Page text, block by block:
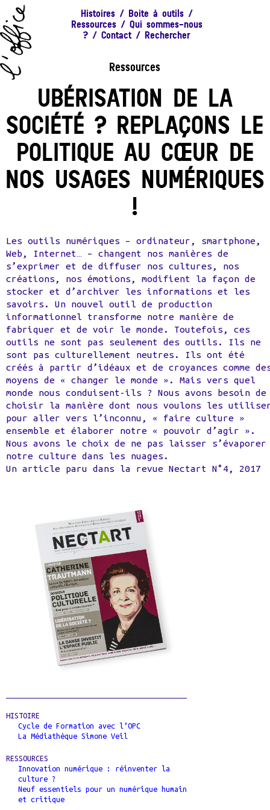
Histoires/ Boite à outils/
Ressources/ Qui sommes-nous
? /Contact/ Rechercher
Ressources
UBÉRISATION DE LA
SOCIÉTÉ ? REPLAÇONS LE
POLITIQUE AU CŒUR DE
NOS USAGES NUMÉRIQUES
!
Les outils numériques – ordinateur, smartphone,
Web, Internet… – changent nos manières de
s’exprimer et de diffuser nos cultures, nos
créations, nos émotions, modifient la façon de
stocker et d’archiver les informations et les
savoirs. Un nouvel outil de production
informationnel transforme notre manière de
fabriquer et de voir le monde. Toutefois, ces
outils ne sont pas seulement des outils. Ils ne
sont pas culturellement neutres. Ils ont été
créés à partir d’idéaux et de croyances comme
moyens de « changer le monde ». Mais vers quel
monde nous conduisent-ils ? Nous avons besoin de
choisir la manière dont nous voulons les
pour aller vers l’inconnu, « faire culture »
ensemble et élaborer notre « pouvoir d’agir ».
Nous avons le choix de ne pas laisser s’évaporer
notre culture dans les nuages.
Un article paru dans la revue Nectart N°4, 2017
HISTOIRE
Cycle de Formation avec l’OPC
La Médiathèque Simone Veil
RESSOURCES
Innovation numérique : réinventer la
culture ?
Neuf essentiels pour un numérique humain
et critique